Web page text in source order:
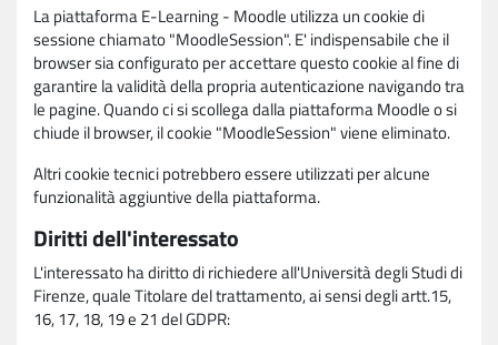
La piattaforma E-Learning - Moodle utilizza un cookie di
sessione chiamato "MoodleSession". E' indispensabile che il
browser sia configurato per accettare questo cookie al fine di
garantire la validità della propria autenticazione navigando tra
le pagine. Quando ci si scollega dalla piattaforma Moodle o si
chiude il browser, il cookie "MoodleSession" viene eliminato.
Altri cookie tecnici potrebbero essere utilizzati per alcune
funzionalità aggiuntive della piattaforma.
Diritti dell'interessato
L'interessato ha diritto di richiedere all'Università degli Studi di
Firenze, quale Titolare del trattamento, ai sensi degli artt.15,
16, 17, 18, 19 e 21 del GDPR: